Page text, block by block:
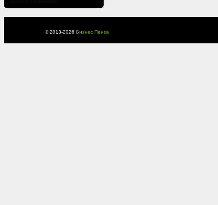
© 2013-2026 Бизнес Пенза